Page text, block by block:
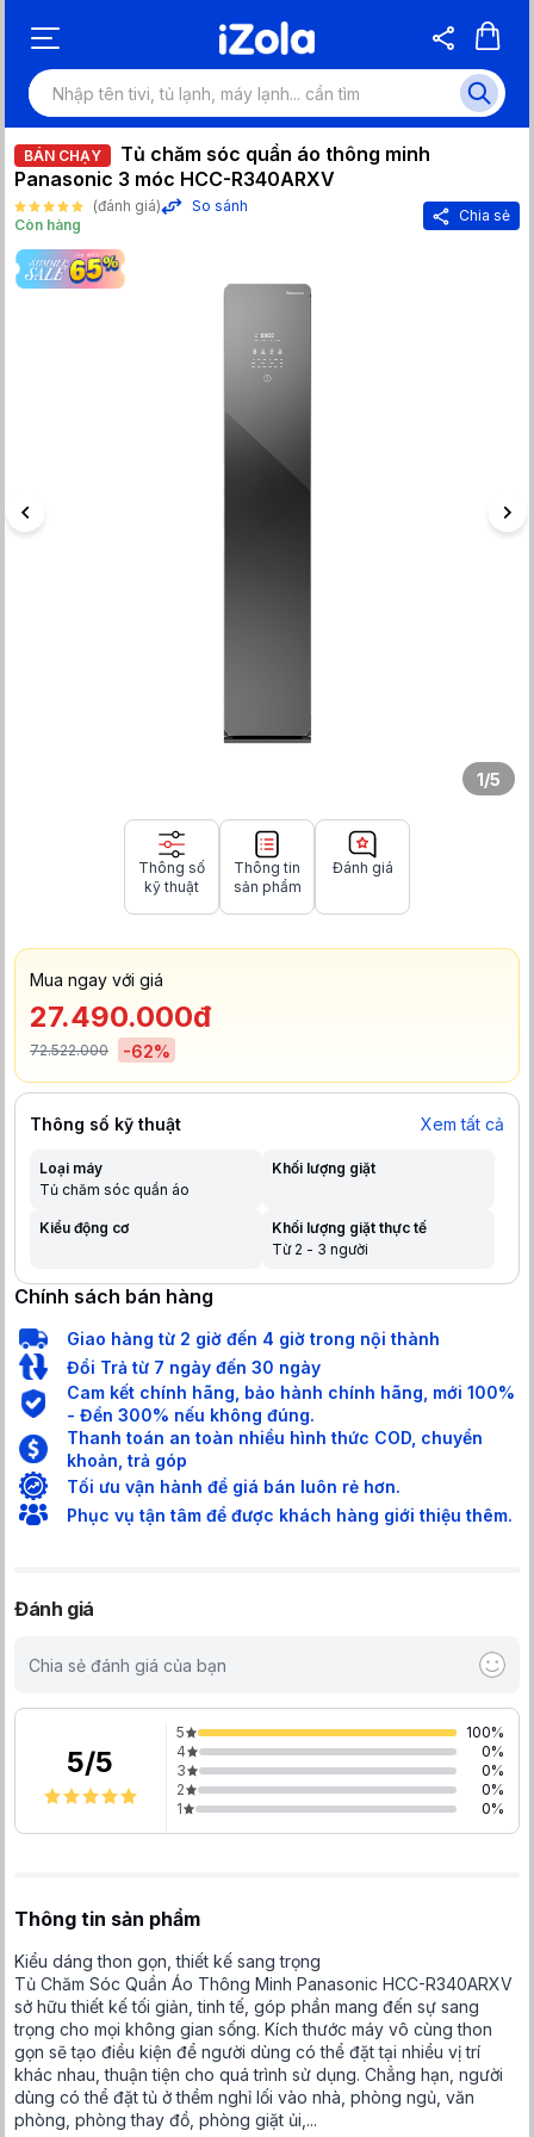
BÁN CHẠY
Tủ chăm sóc quần áo thông minh
Panasonic 3 móc HCC-R340ARXV
(đánh giá)
So sánh
Còn hàng
Chia sẻ
1/5
Thông số
kỹ thuật
Thông tin
sản phẩm
Đánh giá
Mua ngay với giá
27.490.000đ
72.522.000 -62%
Thông số kỹ thuật Xem tất cả
Loại máy
Tủ chăm sóc quần áo
Khối lượng giặt
Kiểu động cơ
Khối lượng giặt thực tế
Từ 2 - 3 người
Chính sách bán hàng
Giao hàng từ 2 giờ đến 4 giờ trong nội thành
Đổi Trả từ 7 ngày đến 30 ngày
Cam kết chính hãng, bảo hành chính hãng, mới 100%
- Đền 300% nếu không đúng.
Thanh toán an toàn nhiều hình thức COD, chuyển
khoản, trả góp
Tối ưu vận hành để giá bán luôn rẻ hơn.
Phục vụ tận tâm để được khách hàng giới thiệu thêm.
Đánh giá
Chia sẻ đánh giá của bạn
5/5
5 100%
4
0%
3
0%
2
0%
1
0%
Thông tin sản phẩm
Kiểu dáng thon gọn, thiết kế sang trọng
Tủ Chăm Sóc Quần Áo Thông Minh Panasonic HCC-R340ARXV
sở hữu thiết kế tối giản, tinh tế, góp phần mang đến sự sang
trọng cho mọi không gian sống. Kích thước máy vô cùng thon
gọn sẽ tạo điều kiện để người dùng có thể đặt tại nhiều vị trí
khác nhau, thuận tiện cho quá trình sử dụng. Chẳng hạn, người
dùng có thể đặt tủ ở thềm nghỉ lối vào nhà, phòng ngủ, văn
phòng, phòng thay đồ, phòng giặt ủi,...